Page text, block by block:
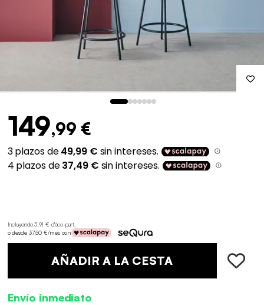
149,99 €
Incluyendo 3,91 € d'éco-part.
o desde 37,50 €/mes con
AÑADIR A LA CESTA
Envío inmediato